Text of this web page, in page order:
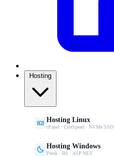
Hosting
 Hosting Linux
cPanel · LiteSpeed · NVMe SSD
 Hosting Windows
Plesk · IIS · ASP.NET